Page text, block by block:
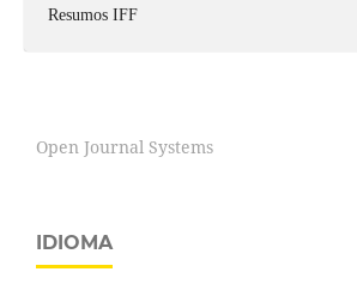
Resumos IFF
Open Journal Systems
IDIOMA